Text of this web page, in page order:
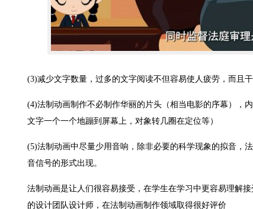
(3)减少文字数量，过多的文字阅读不但容易使人疲劳，而且
(4)法制动画制作不必制作华丽的片头（相当电影的序幕），
文字一个一个地蹦到屏幕上，对象转几圈在定位等）
(5)法制动画中尽量少用音响，除非必要的科学现象的拟音，
音信号的形式出现。
法制动画是让人们很容易接受，在学生在学习中更容易理解
的设计团队设计师，在法制动画制作领域取得很好评价